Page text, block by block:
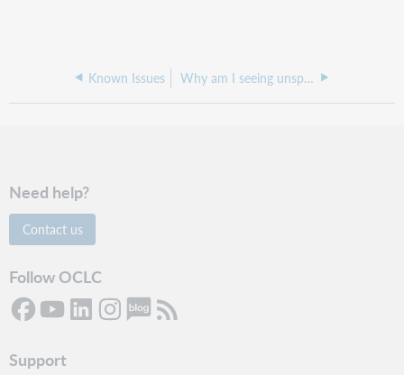
Known Issues Why am I seeing unspecified in OCLC statistics reason for no report on items where Relais has a corresponding code
Need help?
Contact us
Follow OCLC
Support